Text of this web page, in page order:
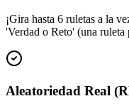
¡Gira hasta 6 ruletas a la
'Verdad o Reto' (una ruleta
Aleatoriedad Real